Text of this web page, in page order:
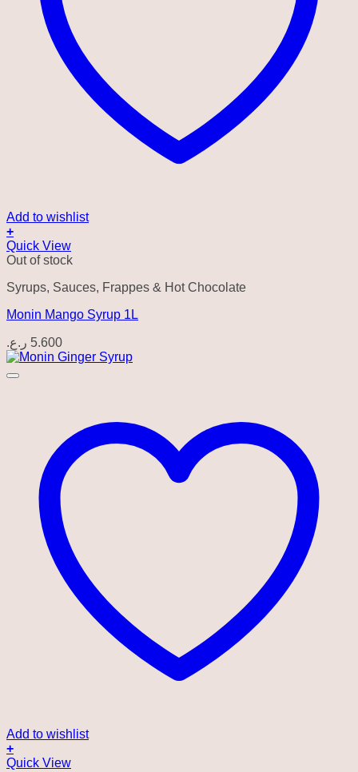
Add to wishlist
+
Quick View
Out of stock
Syrups, Sauces, Frappes & Hot Chocolate
Monin Mango Syrup 1L
5.600 ر.ع.
Add to wishlist
+
Quick View